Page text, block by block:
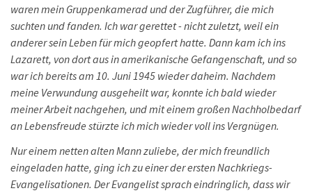
waren mein Gruppenkamerad und der Zugführer, die mich
suchten und fanden. Ich war gerettet - nicht zuletzt, weil ein
anderer sein Leben für mich geopfert hatte. Dann kam ich ins
Lazarett, von dort aus in amerikanische Gefangenschaft, und so
war ich bereits am 10. Juni 1945 wieder daheim. Nachdem
meine Verwundung ausgeheilt war, konnte ich bald wieder
meiner Arbeit nachgehen, und mit einem großen Nachholbedarf
an Lebensfreude stürzte ich mich wieder voll ins Vergnügen.
Nur einem netten alten Mann zuliebe, der mich freundlich
eingeladen hatte, ging ich zu einer der ersten Nachkriegs-
Evangelisationen. Der Evangelist sprach eindringlich, dass wir